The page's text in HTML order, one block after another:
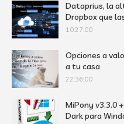
Dataprius, la
Dropbox que
10:27:00
Opciones a
a tu casa
22:36:00
MiPony v3.3.0
Dark para